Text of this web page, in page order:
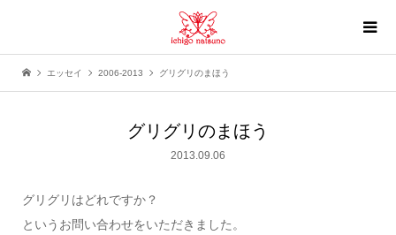
エッセイ 2006-2013 グリグリのまほう
グリグリのまほう
2013.09.06
グリグリはどれですか？
というお問い合わせをいただきました。